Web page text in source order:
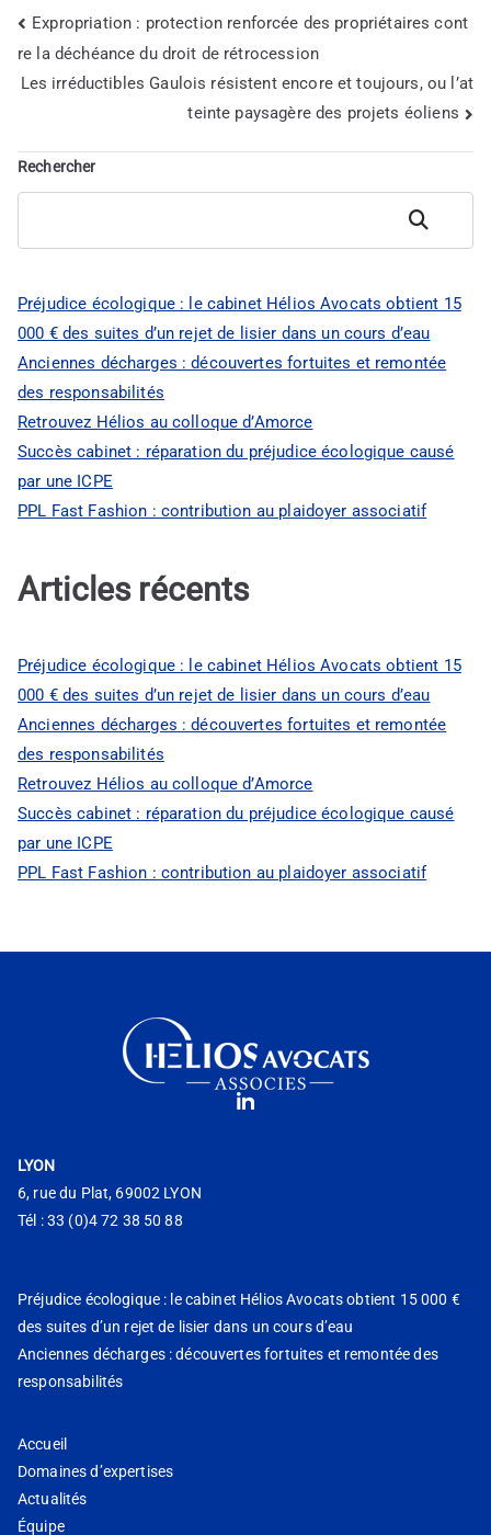
Navigation
de
Expropriation : protection renforcée des propriétaires cont
re la déchéance du droit de rétrocession
Les irréductibles Gaulois résistent encore et toujours, ou l’at
teinte paysagère des projets éoliens
Rechercher
Rechercher
Préjudice écologique : le cabinet Hélios Avocats obtient 15
000 € des suites d’un rejet de lisier dans un cours d’eau
Anciennes décharges : découvertes fortuites et remontée
des responsabilités
Retrouvez Hélios au colloque d’Amorce
Succès cabinet : réparation du préjudice écologique causé
par une ICPE
PPL Fast Fashion : contribution au plaidoyer associatif
Articles récents
Préjudice écologique : le cabinet Hélios Avocats obtient 15
000 € des suites d’un rejet de lisier dans un cours d’eau
Anciennes décharges : découvertes fortuites et remontée
des responsabilités
Retrouvez Hélios au colloque d’Amorce
Succès cabinet : réparation du préjudice écologique causé
par une ICPE
PPL Fast Fashion : contribution au plaidoyer associatif
LYON
6, rue du Plat, 69002 LYON
Tél : 33 (0)4 72 38 50 88
Préjudice écologique : le cabinet Hélios Avocats obtient 15 000 €
des suites d’un rejet de lisier dans un cours d’eau
Anciennes décharges : découvertes fortuites et remontée des
responsabilités
Accueil
Domaines d’expertises
Actualités
Équipe